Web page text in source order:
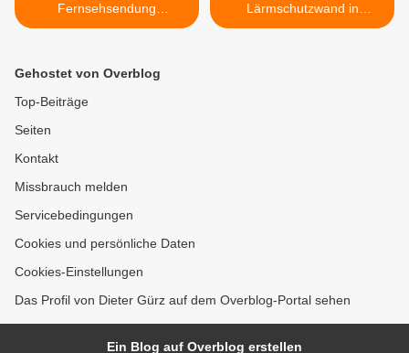
Fernsehsendung
FASTNACHT IN FRANKEN
Lärmschutzwand in
Veitshöchheim geht weiter:
Gehostet von Overblog
Top-Beiträge
Seiten
Kontakt
Missbrauch melden
Servicebedingungen
Cookies und persönliche Daten
Cookies-Einstellungen
Das Profil von Dieter Gürz auf dem Overblog-Portal sehen
Ein Blog auf Overblog erstellen